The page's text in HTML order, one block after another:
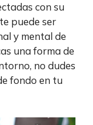
con su
puede ser
y mental de
una forma de
no dudes
fondo en tu